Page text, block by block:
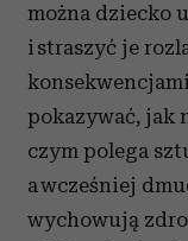
można dziecko
i straszyć je
pokazywać, jak
czym polega
a wcześniej
wychowują